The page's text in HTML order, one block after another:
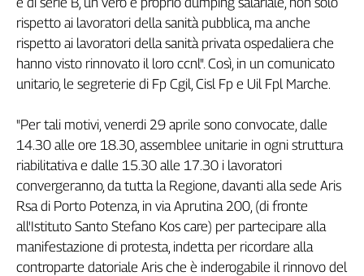
ragione
120
anni
Cgil
Collettiva
Play
Rubriche
Collettiva
Talk
La
settimana
Collettiva
rispetto ai lavoratori della sanità pubblica, ma anche
rispetto ai lavoratori della sanità privata ospedaliera che
hanno visto rinnovato il loro ccnl". Così, in un comunicato
unitario, le segreterie di Fp Cgil, Cisl Fp e Uil Fpl Marche.
"Per tali motivi, venerdi 29 aprile sono convocate, dalle
14.30 alle ore 18.30, assemblee unitarie in ogni struttura
riabilitativa e dalle 15.30 alle 17.30 i lavoratori
convergeranno, da tutta la Regione, davanti alla sede Aris
Rsa di Porto Potenza, in via Aprutina 200, (di fronte
all'Istituto Santo Stefano Kos care) per partecipare alla
manifestazione di protesta, indetta per ricordare alla
controparte datoriale Aris che è inderogabile il rinnovo del